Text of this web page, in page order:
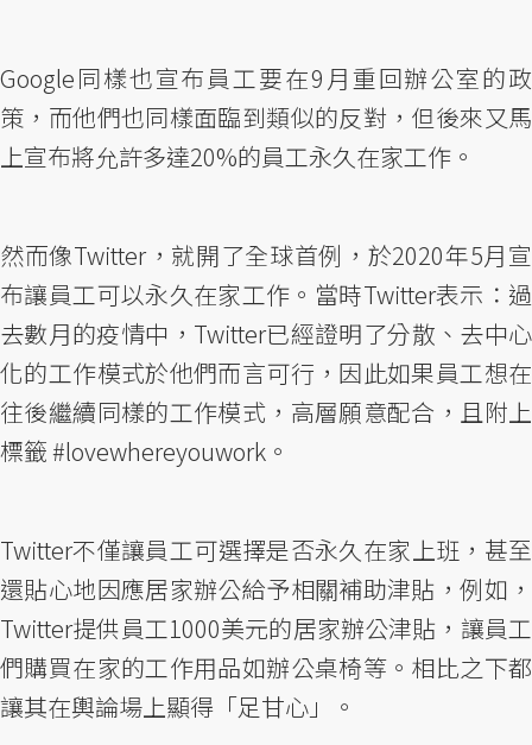
Google同樣也宣布員工要在9月重回辦公室的政
策，而他們也同樣面臨到類似的反對，但後來又馬
上宣布將允許多達20%的員工永久在家工作。
然而像Twitter，就開了全球首例，於2020年5月宣
布讓員工可以永久在家工作。當時Twitter表示：過
去數月的疫情中，Twitter已經證明了分散、去中心
化的工作模式於他們而言可行，因此如果員工想在
往後繼續同樣的工作模式，高層願意配合，且附上
標籤 #lovewhereyouwork。
Twitter不僅讓員工可選擇是否永久在家上班，甚至
還貼心地因應居家辦公給予相關補助津貼，例如，
Twitter提供員工1000美元的居家辦公津貼，讓員工
們購買在家的工作用品如辦公桌椅等。相比之下都
讓其在輿論場上顯得「足甘心」。